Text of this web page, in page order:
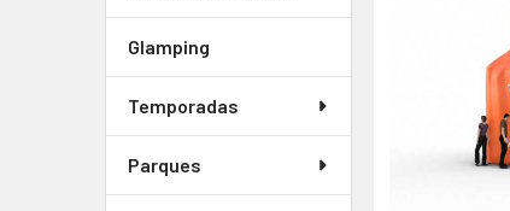
Glamping
Temporadas
Parques